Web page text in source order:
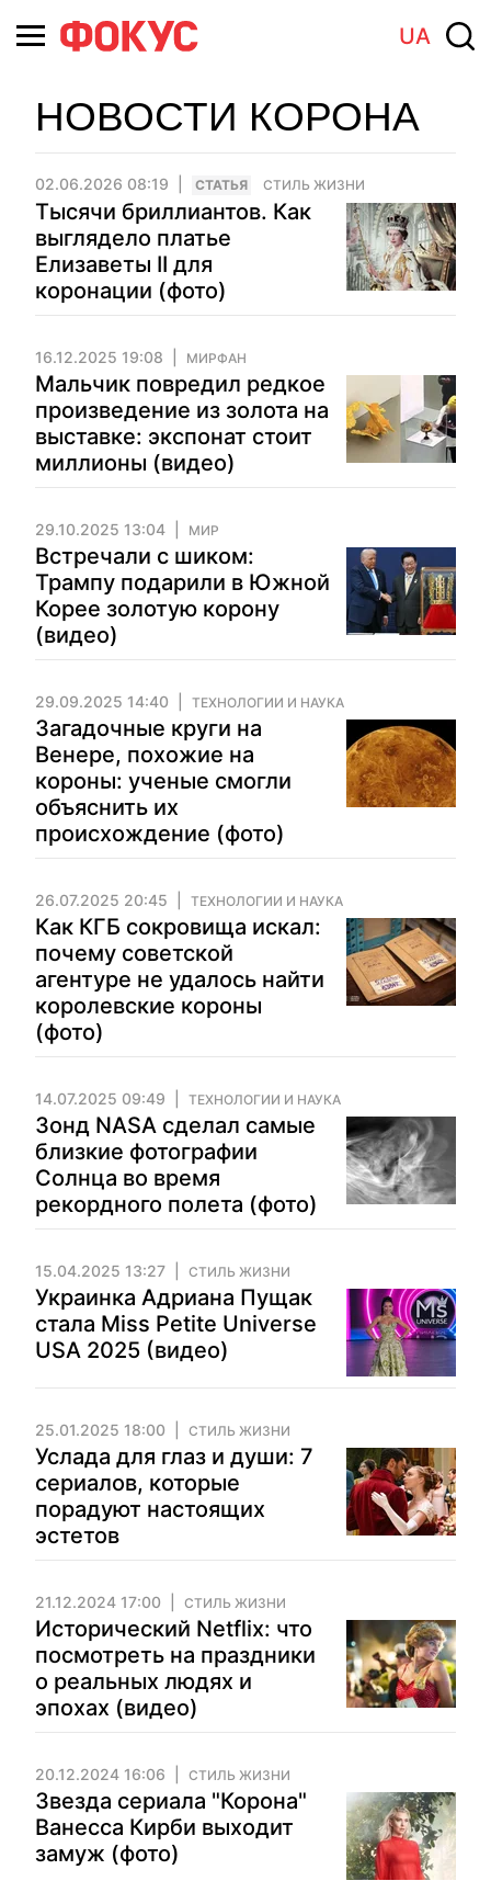
UA
НОВОСТИ КОРОНА
02.06.2026 08:19 CТАТЬЯ СТИЛЬ ЖИЗНИ
Тысячи бриллиантов. Как
выглядело платье
Елизаветы II для
коронации (фото)
16.12.2025 19:08 МИРФАН
Мальчик повредил редкое
произведение из золота на
выставке: экспонат стоит
миллионы (видео)
29.10.2025 13:04 МИР
Встречали с шиком:
Трампу подарили в Южной
Корее золотую корону
(видео)
29.09.2025 14:40 ТЕХНОЛОГИИ И НАУКА
Загадочные круги на
Венере, похожие на
короны: ученые смогли
объяснить их
происхождение (фото)
26.07.2025 20:45 ТЕХНОЛОГИИ И НАУКА
Как КГБ сокровища искал:
почему советской
агентуре не удалось найти
королевские короны
(фото)
14.07.2025 09:49 ТЕХНОЛОГИИ И НАУКА
Зонд NASA сделал самые
близкие фотографии
Солнца во время
рекордного полета (фото)
15.04.2025 13:27 СТИЛЬ ЖИЗНИ
Украинка Адриана Пущак
стала Miss Petite Universe
USA 2025 (видео)
25.01.2025 18:00 СТИЛЬ ЖИЗНИ
Услада для глаз и души: 7
сериалов, которые
порадуют настоящих
эстетов
21.12.2024 17:00 СТИЛЬ ЖИЗНИ
Исторический Netflix: что
посмотреть на праздники
о реальных людях и
эпохах (видео)
20.12.2024 16:06 СТИЛЬ ЖИЗНИ
Звезда сериала "Корона"
Ванесса Кирби выходит
замуж (фото)